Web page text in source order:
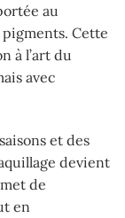
au
Cette
à l’art du
avec
et des
devient
de
en